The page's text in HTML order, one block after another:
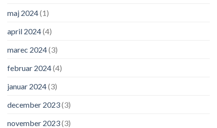
maj 2024(1)
april 2024(4)
marec 2024(3)
februar 2024(4)
januar 2024(3)
december 2023(3)
november 2023(3)